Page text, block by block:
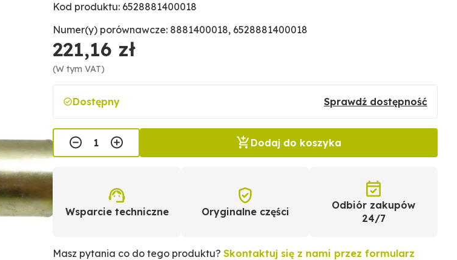
Kod produktu: 6528881400018
Numer(y) porównawcze: 8881400018, 6528881400018
221,16 zł
(W tym VAT)
Dostępny Sprawdź dostępność
Dodaj do koszyka
Wsparcie techniczne Oryginalne części
Odbiór zakupów
24/7
Masz pytania co do tego produktu? Skontaktuj się z nami przez formularz